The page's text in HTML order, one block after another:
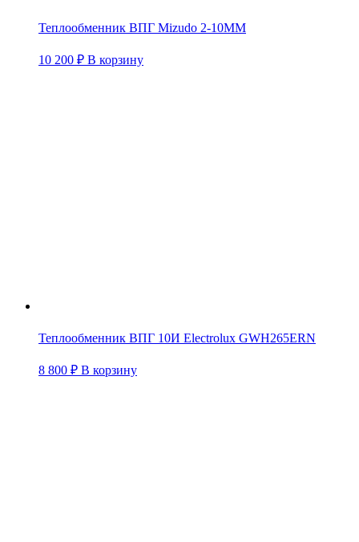
Теплообменник ВПГ Mizudo 2-10ММ
10 200 ₽ В корзину
Теплообменник ВПГ 10И Electrolux GWH265ERN
8 800 ₽ В корзину